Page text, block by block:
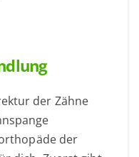
der Zähne
der